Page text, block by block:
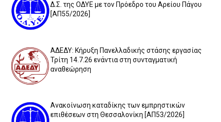
Δ.Σ. της ΟΔΥΕ με τον Πρόεδρο του Αρείου Πάγου
[ΑΠ55/2026]
ΑΔΕΔΥ: Κήρυξη Πανελλαδικής στάσης εργασίας
Τρίτη 14.7.26 ενάντια στη συνταγματική
αναθεώρηση
Ανακοίνωση καταδίκης των εμπρηστικών
επιθέσεων στη Θεσσαλονίκη [ΑΠ53/2026]